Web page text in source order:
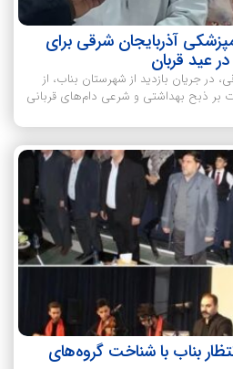
آذربایجان شرقی برای
عید قربان
در جریان بازدید از شهرستان بناب، از
بر ذبح بهداشتی و شرعی دام‌های قربانی
بناب با شناخت گروه‌های